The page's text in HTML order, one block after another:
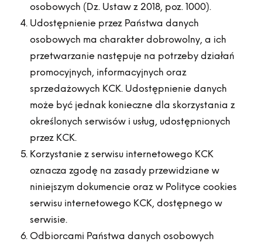
osobowych (Dz. Ustaw z 2018, poz. 1000).
Udostępnienie przez Państwa danych
osobowych ma charakter dobrowolny, a ich
przetwarzanie następuje na potrzeby działań
promocyjnych, informacyjnych oraz
sprzedażowych KCK. Udostępnienie danych
może być jednak konieczne dla skorzystania z
określonych serwisów i usług, udostępnionych
przez KCK.
Korzystanie z serwisu internetowego KCK
oznacza zgodę na zasady przewidziane w
niniejszym dokumencie oraz w Polityce cookies
serwisu internetowego KCK, dostępnego w
serwisie.
Odbiorcami Państwa danych osobowych